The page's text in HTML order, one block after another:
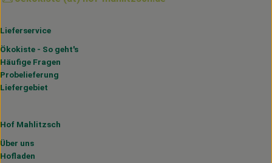
Lieferservice
Ökokiste - So geht's
Häufige Fragen
Probelieferung
Liefergebiet
Hof Mahlitzsch
Über uns
Hofladen